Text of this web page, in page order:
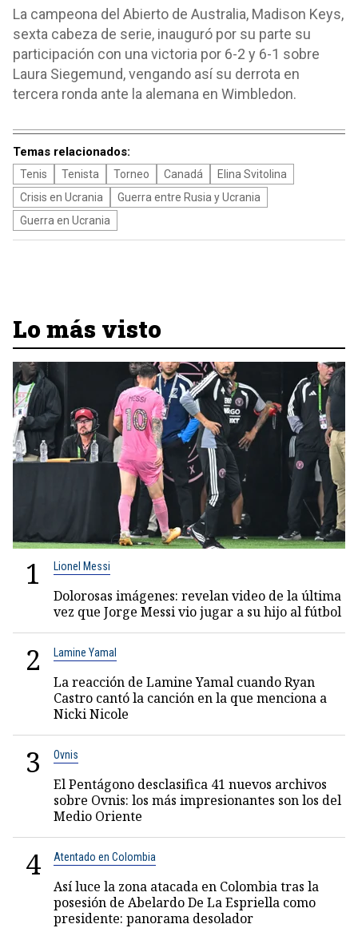
La campeona del Abierto de Australia, Madison Keys,
sexta cabeza de serie, inauguró por su parte su
participación con una victoria por 6-2 y 6-1 sobre
Laura Siegemund, vengando así su derrota en
tercera ronda ante la alemana en Wimbledon.
Temas relacionados:
Tenis Tenista Torneo Canadá
Elina Svitolina
Crisis en Ucrania
Guerra entre Rusia y Ucrania
Guerra en Ucrania
Lo más visto
1 Lionel Messi
Dolorosas imágenes: revelan video de la última
vez que Jorge Messi vio jugar a su hijo al fútbol
2 Lamine Yamal
La reacción de Lamine Yamal cuando Ryan
Castro cantó la canción en la que menciona a
Nicki Nicole
3 Ovnis
El Pentágono desclasifica 41 nuevos archivos
sobre Ovnis: los más impresionantes son los del
Medio Oriente
4 Atentado en Colombia
Así luce la zona atacada en Colombia tras la
posesión de Abelardo De La Espriella como
presidente: panorama desolador